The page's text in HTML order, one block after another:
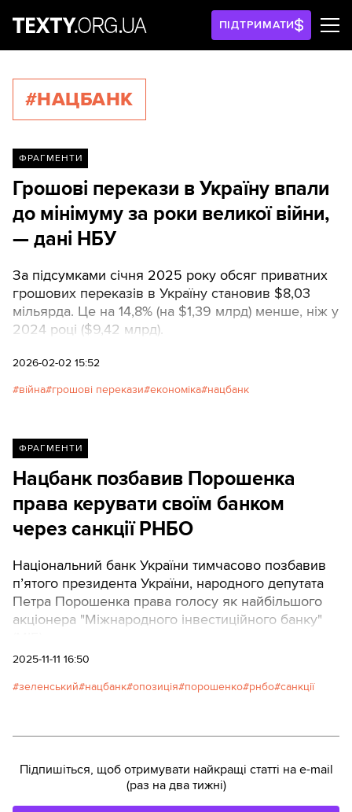
ПІДТРИМАТИ
#НАЦБАНК
ФРАГМЕНТИ
Грошові перекази в Україну впали
до мінімуму за роки великої війни,
— дані НБУ
За підсумками січня 2025 року обсяг приватних
грошових переказів в Україну становив $8,03
мільярда. Це на 14,8% (на $1,39 млрд) менше, ніж у
2024 році ($9,42 млрд).
2026-02-02 15:52
війна грошові перекази економіка нацбанк
ФРАГМЕНТИ
Нацбанк позбавив Порошенка
права керувати своїм банком
через санкції РНБО
Національний банк України тимчасово позбавив
п’ятого президента України, народного депутата
Петра Порошенка права голосу як найбільшого
акціонера "Міжнародного інвестиційного банку"
2025-11-11 16:50
зеленський нацбанк опозиція порошенко рнбо санкції
Підпишіться, щоб отримувати найкращі статті на e-mail
(раз на два тижні)